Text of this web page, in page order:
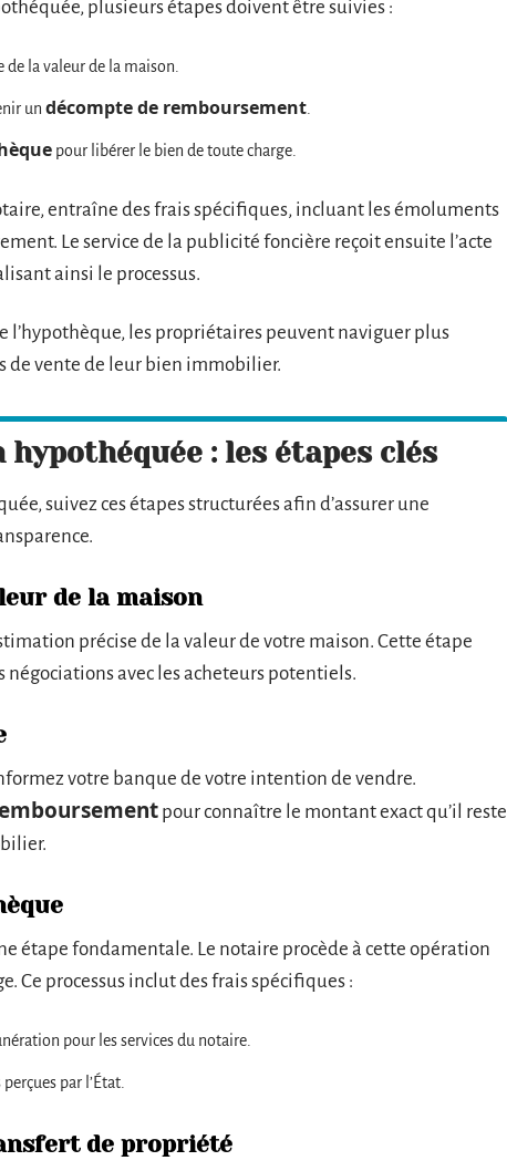
plusieurs étapes doivent être suivies :
de la valeur de la maison.
un décompte de remboursement
pour libérer le bien de toute charge.
entraîne des frais spécifiques, incluant les émoluments
Le service de la publicité foncière reçoit ensuite l’acte
ainsi le processus.
l’hypothèque, les propriétaires peuvent naviguer plus
de vente de leur bien immobilier.
hypothéquée : les étapes clés
suivez ces étapes structurées afin d’assurer une
de la maison
précise de la valeur de votre maison. Cette étape
avec les acheteurs potentiels.
votre banque de votre intention de vendre.
pour connaître le montant exact qu’il reste
étape fondamentale. Le notaire procède à cette opération
Ce processus inclut des frais spécifiques :
pour les services du notaire.
perçues par l’État.
de propriété